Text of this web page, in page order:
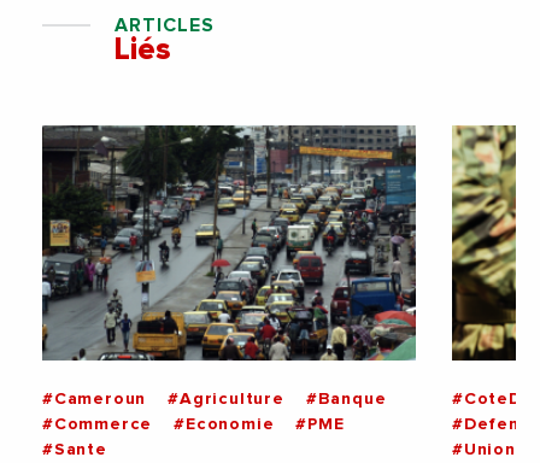
ARTICLES
Liés
#Cameroun #Agriculture
#Banque
#Commerce
#Economie
#PME
#Sante
#Defense